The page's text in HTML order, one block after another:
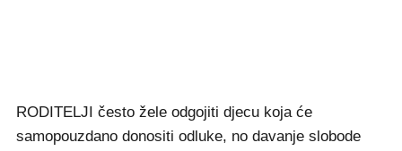
RODITELJI često žele odgojiti djecu koja će
samopouzdano donositi odluke, no davanje slobode